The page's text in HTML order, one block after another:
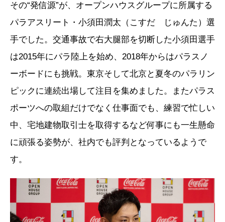
その“発信源”が、オープンハウスグループに所属する
パラアスリート・小須田潤太（こすだ じゅんた）選
手でした。交通事故で右大腿部を切断した小須田選手
は2015年にパラ陸上を始め、2018年からはパラスノ
ーボードにも挑戦。東京そして北京と夏冬のパラリン
ピックに連続出場して注目を集めました。またパラス
ポーツへの取組だけでなく仕事面でも、練習で忙しい
中、宅地建物取引士を取得するなど何事にも一生懸命
に頑張る姿勢が、社内でも評判となっているようで
す。